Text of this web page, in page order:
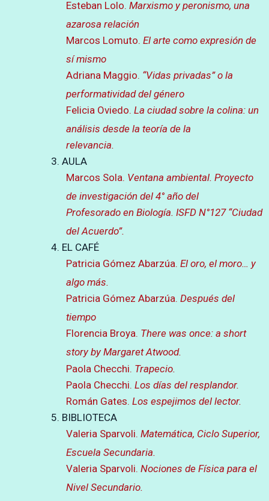
Esteban Lolo. Marxismo y peronismo, una
azarosa relación
Marcos Lomuto. El arte como expresión de
sí mismo
Adriana Maggio. “Vidas privadas” o la
performatividad del género
Felicia Oviedo. La ciudad sobre la colina: un
análisis desde la teoría de la
relevancia.
3. AULA
Marcos Sola. Ventana ambiental. Proyecto
de investigación del 4° año del
Profesorado en Biología. ISFD N°127 “Ciudad
del Acuerdo”.
4. EL CAFÉ
Patricia Gómez Abarzúa. El oro, el moro… y
algo más.
Patricia Gómez Abarzúa. Después del
tiempo
Florencia Broya. There was once: a short
story by Margaret Atwood.
Paola Checchi. Trapecio.
Paola Checchi. Los días del resplandor.
Román Gates. Los espejimos del lector.
5. BIBLIOTECA
Valeria Sparvoli. Matemática, Ciclo Superior,
Escuela Secundaria.
Valeria Sparvoli. Nociones de Física para el
Nivel Secundario.